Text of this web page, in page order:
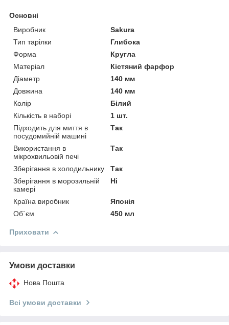
Основні
Виробник
Sakura
Тип тарілки
Глибока
Форма
Кругла
Матеріал
Кістяний фарфор
Діаметр
140 мм
Довжина
140 мм
Колір
Білий
Кількість в наборі
1 шт.
Підходить для миття в
посудомийній машині
Так
Використання в
мікрохвильовій печі
Так
Зберігання в холодильнику
Так
Зберігання в морозильній
камері
Ні
Країна виробник
Японія
Об`єм
450 мл
Приховати
Умови доставки
Нова Пошта
Всі умови доставки